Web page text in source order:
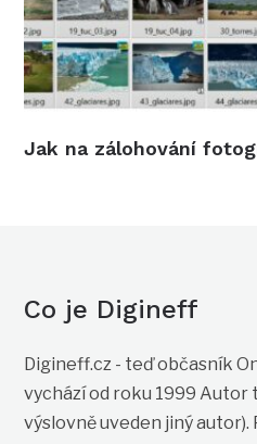
Jak na zálohování
Co je Digineff
Digineff.cz - teď občasník
vychází od roku 1999 Autor
výslovně uveden jiný autor).